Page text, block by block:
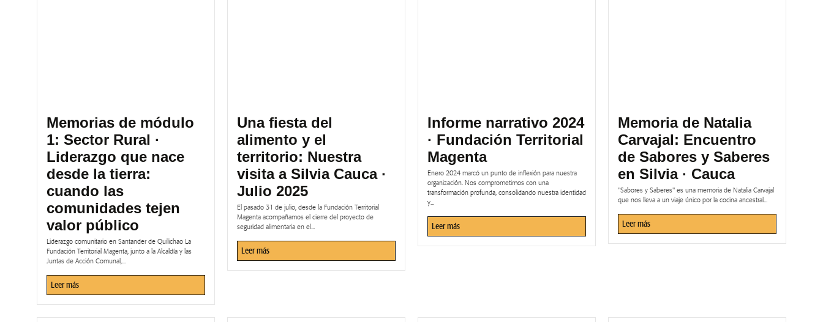
Memorias de módulo
1: Sector Rural ·
Liderazgo que nace
desde la tierra:
cuando las
comunidades tejen
valor público
Liderazgo comunitario en Santander de Quilichao La
Fundación Territorial Magenta, junto a la Alcaldía y las
Juntas de Acción Comunal,...
Leer más
Una fiesta del
alimento y el
territorio: Nuestra
visita a Silvia Cauca ·
Julio 2025
El pasado 31 de julio, desde la Fundación Territorial
Magenta acompañamos el cierre del proyecto de
seguridad alimentaria en el...
Leer más
Informe narrativo 2024
· Fundación Territorial
Magenta
Enero 2024 marcó un punto de inflexión para nuestra
organización. Nos comprometimos con una
transformación profunda, consolidando nuestra identidad
y...
Leer más
Memoria de Natalia
Carvajal: Encuentro
de Sabores y Saberes
en Silvia · Cauca
"Sabores y Saberes" es una memoria de Natalia Carvajal
que nos lleva a un viaje único por la cocina ancestral...
Leer más